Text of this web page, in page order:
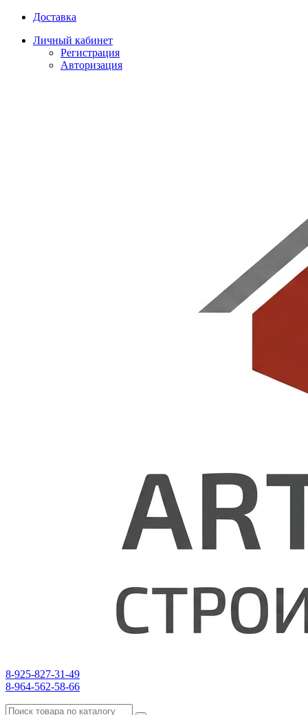
Доставка
Личный кабинет
Регистрация
Авторизация
8-925-827-31-49
8-964-562-58-66